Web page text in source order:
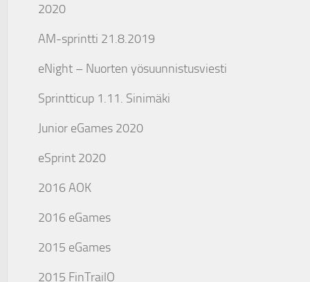
2020
AM-sprintti 21.8.2019
eNight – Nuorten yösuunnistusviesti
Sprintticup 1.11. Sinimäki
Junior eGames 2020
eSprint 2020
2016 AOK
2016 eGames
2015 eGames
2015 FinTrailO